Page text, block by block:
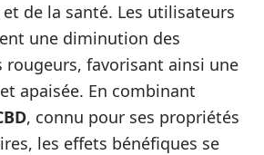
et de la santé. Les utilisateurs
une diminution des
favorisant ainsi une
apaisée. En combinant
, connu pour ses propriétés
les effets bénéfiques se